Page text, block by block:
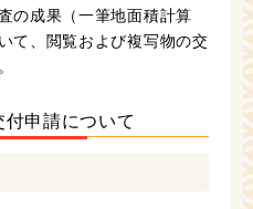
の成果（一筆地面積計算
て、閲覧および複写物の交
申請について